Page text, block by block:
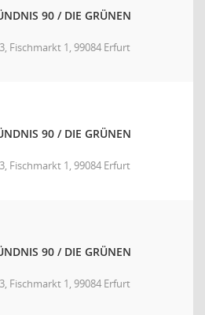
90 / DIE GRÜNEN
Fischmarkt 1, 99084 Erfurt
90 / DIE GRÜNEN
Fischmarkt 1, 99084 Erfurt
90 / DIE GRÜNEN
Fischmarkt 1, 99084 Erfurt